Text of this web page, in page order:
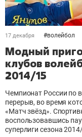
17 декабря #волейбол
Модный
клубов
2014/15
Чемпионат России по
перерыв, во время
«Матч звёзд».
воспользовавшись
суперлиги сезона